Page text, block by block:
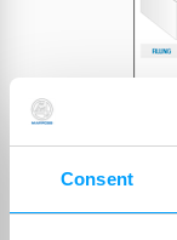
Consent
Prueba de la